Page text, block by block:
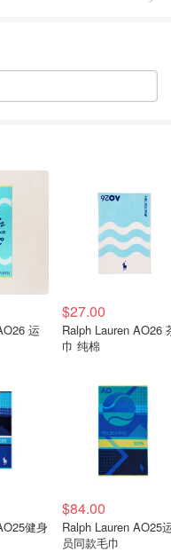
运
$27.00
Ralph Lauren AO26
巾 纯棉
健身
$84.00
Ralph Lauren AO25
员同款毛巾